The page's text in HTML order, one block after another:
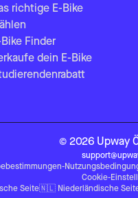
richtige E-Bike
Bike Finder
dein E-Bike
© 2026 Upway
-
Cookie-
Seite🇳🇱 Niederländische